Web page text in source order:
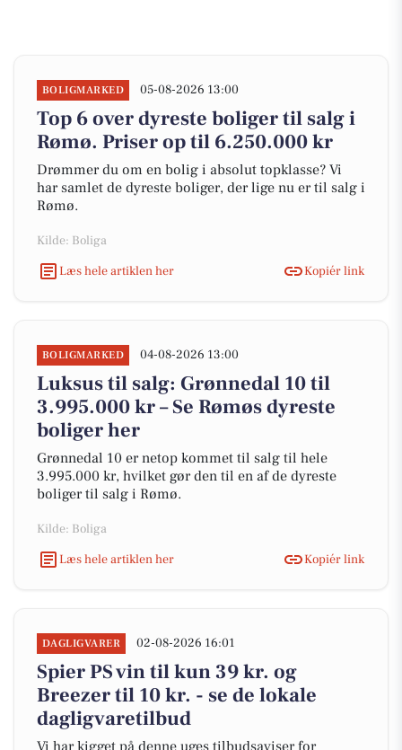
BOLIGMARKED 05-08-2026 13:00
Top 6 over dyreste boliger til salg i
Rømø. Priser op til 6.250.000 kr
Drømmer du om en bolig i absolut topklasse? Vi
har samlet de dyreste boliger, der lige nu er til salg i
Rømø.
Kilde: Boliga
Læs hele artiklen her
Kopiér link
BOLIGMARKED 04-08-2026 13:00
Luksus til salg: Grønnedal 10 til
3.995.000 kr – Se Rømøs dyreste
boliger her
Grønnedal 10 er netop kommet til salg til hele
3.995.000 kr, hvilket gør den til en af de dyreste
boliger til salg i Rømø.
Kilde: Boliga
Læs hele artiklen her
Kopiér link
DAGLIGVARER 02-08-2026 16:01
Spier PS vin til kun 39 kr. og
Breezer til 10 kr. - se de lokale
dagligvaretilbud
Vi har kigget på denne uges tilbudsaviser for